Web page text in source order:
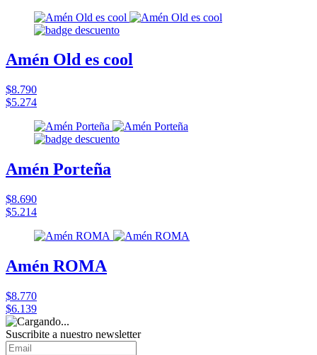
Amén Old es cool
$8.790
$5.274
Amén Porteña
$8.690
$5.214
Amén ROMA
$8.770
$6.139
Suscribite a nuestro newsletter